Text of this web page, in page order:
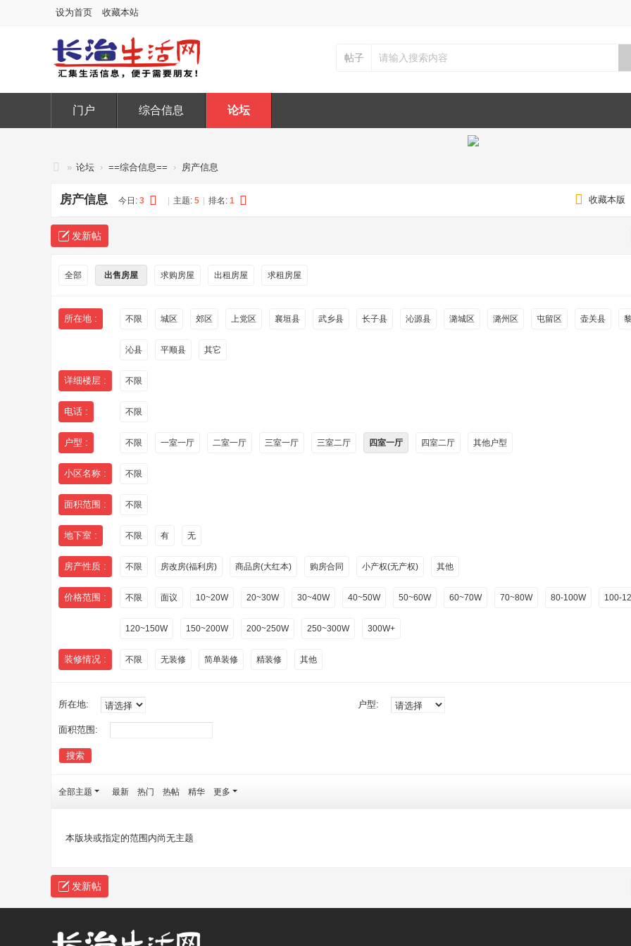
设为首页 收藏本站
帖子
门户 综合信息 论坛
治
生
活
» 论坛 › ==综合信息== › 房产信息
收藏本版
房产信息 今日: 3 主题: 5 排名: 1
发新帖
全部 出售房屋 求购房屋 出租房屋 求租房屋
所在地 : 不限 城区 郊区 上党区 襄垣县 武乡县 长子县 沁源县 潞城区 潞州区 屯留区 壶关县
沁县 平顺县 其它
详细楼层 : 不限
电话 : 不限
户型 : 不限 一室一厅 二室一厅 三室一厅 三室二厅 四室一厅 四室二厅 其他户型
小区名称 : 不限
面积范围 : 不限
地下室 : 不限 有 无
房产性质 : 不限 房改房(福利房) 商品房(大红本) 购房合同 小产权(无产权) 其他
价格范围 : 不限 面议 10~20W 20~30W 30~40W 40~50W 50~60W 60~70W 70~80W 80-100W 100-
120~150W 150~200W 200~250W 250~300W 300W+
装修情况 : 不限 无装修 简单装修 精装修 其他
所在地: 户型:
面积范围:
搜索
全部主题 最新 热门 热帖 精华 更多
本版块或指定的范围内尚无主题
发新帖